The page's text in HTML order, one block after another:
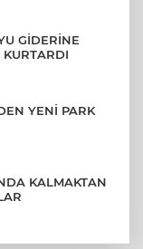
GİDERİNE
KURTARDI
YENİ PARK
KALMAKTAN